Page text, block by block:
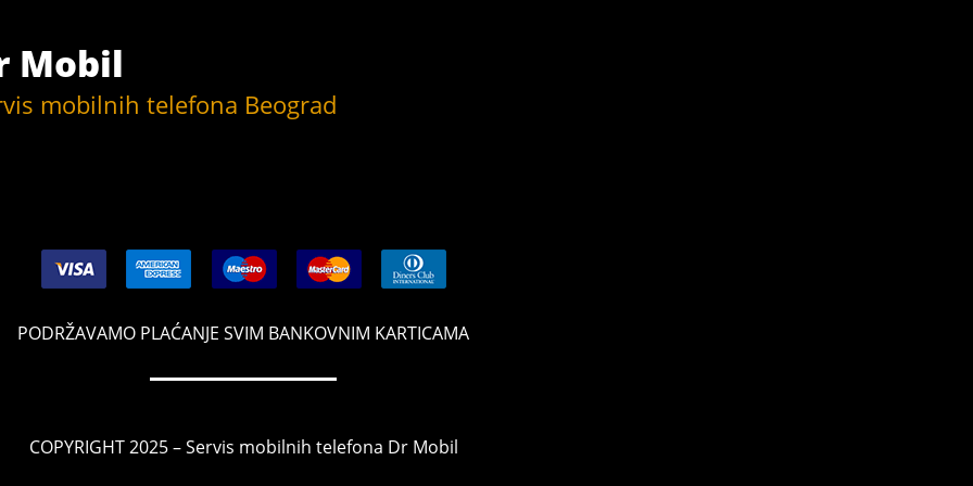
Mobil
mobilnih telefona Beograd
PODRŽAVAMO PLAĆANJE SVIM BANKOVNIM KARTICAMA
COPYRIGHT 2025 – Servis mobilnih telefona Dr Mobil